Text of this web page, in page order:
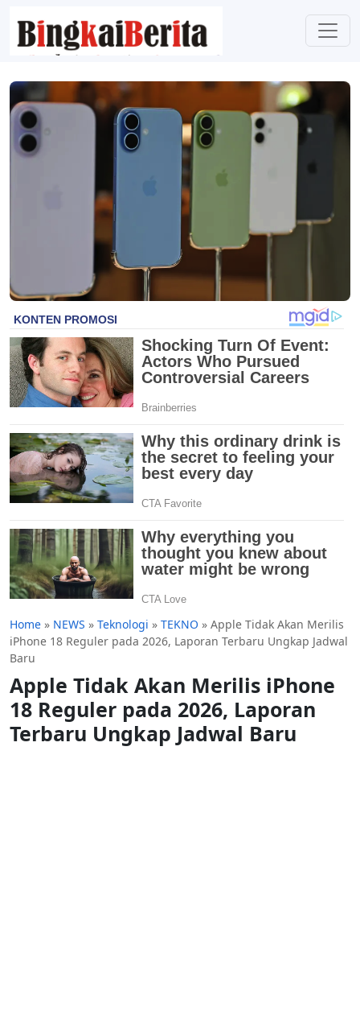
Home » NEWS » Teknologi » TEKNO » Apple Tidak Akan Merilis
iPhone 18 Reguler pada 2026, Laporan Terbaru Ungkap Jadwal
Baru
Apple Tidak Akan Merilis iPhone
18 Reguler pada 2026, Laporan
Terbaru Ungkap Jadwal Baru